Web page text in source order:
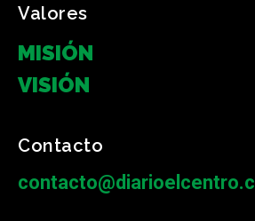
Valores
MISIÓN
VISIÓN
Contacto
contacto@diarioelcentro.cl